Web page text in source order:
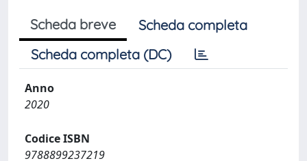
Scheda breve
Scheda completa
Scheda completa (DC)
Anno
2020
Codice ISBN
9788899237219